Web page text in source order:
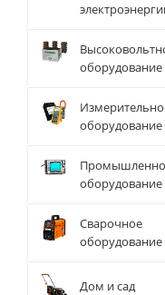
оборудование
оборудование
оборудование
Сварочное
оборудование
Дом и сад